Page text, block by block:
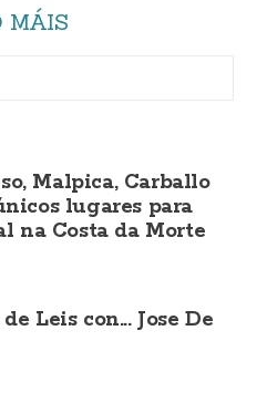
MÁIS
Malpica, Carballo
lugares para
na Costa da Morte
Leis con... Jose De